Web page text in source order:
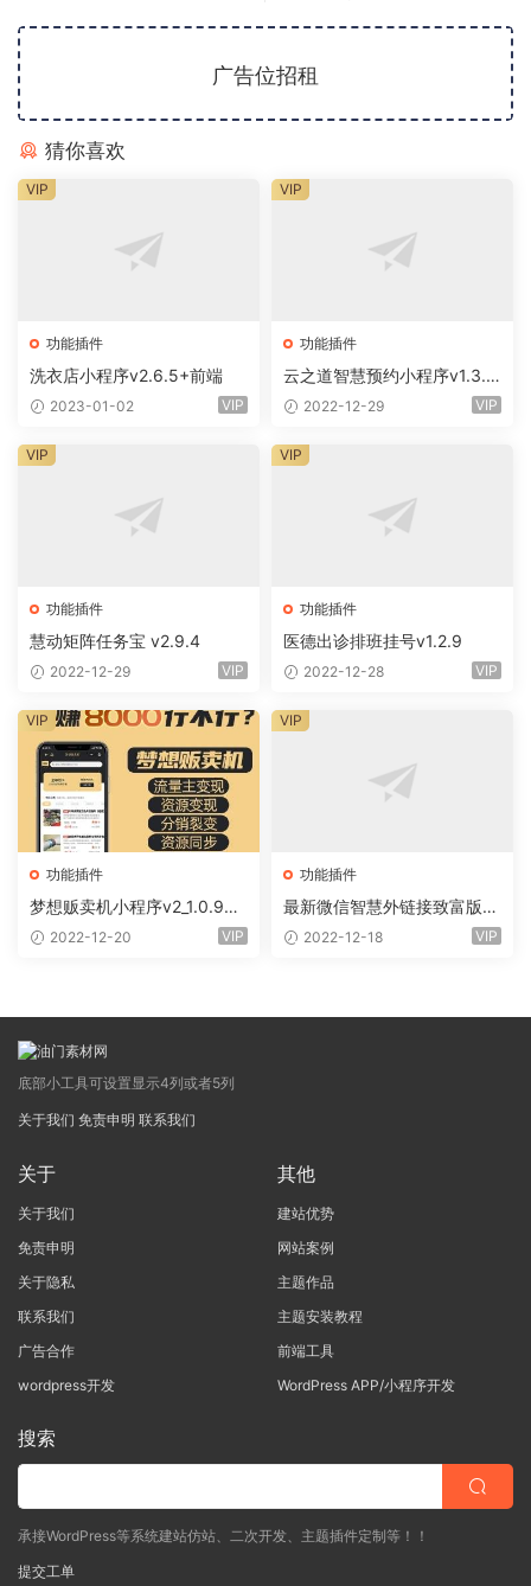
广告位招租
猜你喜欢
功能插件
洗衣店小程序v2.6.5+前端
2023-01-02 VIP
VIP
功能插件
云之道智慧预约小程序v1.3.0
+前端2022-12-29 VIP
VIP
功能插件
慧动矩阵任务宝 v2.9.4
2022-12-29 VIP
VIP
功能插件
医德出诊排班挂号v1.2.9
2022-12-28 VIP
VIP
功能插件
梦想贩卖机小程序v2_1.0.96
+全插件（线传）
2022-12-20 VIP
VIP
功能插件
最新微信智慧外链接致富版小
程序（前端+全插件)
2022-12-18 VIP
VIP
底部小工具可设置显示4列或者5列
关于我们 免责申明 联系我们
关于
关于我们
免责申明
关于隐私
联系我们
广告合作
wordpress开发
其他
建站优势
网站案例
主题作品
主题安装教程
前端工具
WordPress APP/小程序开发
搜索
承接WordPress等系统建站仿站、二次开发、主题插件定制等！！
提交工单